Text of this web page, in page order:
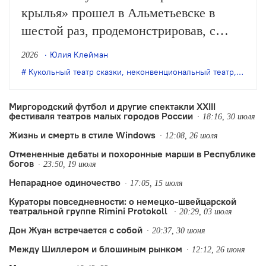
крылья» прошел в Альметьевске в
шестой раз, продемонстрировав, с
одной стороны, особое качество
выращенной фестивалем аудитории, с
тренды.
2026
Юлия Клейман
Кукольный театр сказки, неконвенциональный театр, театр
Миргородский футбол и другие спектакли XXIII
фестиваля театров малых городов России
18:16, 30 июля
Жизнь и смерть в стиле Windows 12:08, 26 июля
Отмененные дебаты и похоронные марши в Республике
богов
23:50, 19 июля
Непарадное одиночество 17:05, 15 июля
Кураторы повседневности: о немецко-швейцарской
театральной группе Rimini Protokoll
20:29, 03 июля
Дон Жуан встречается с собой 20:37, 30 июня
Между Шиллером и блошиным рынком 12:12, 26 июня